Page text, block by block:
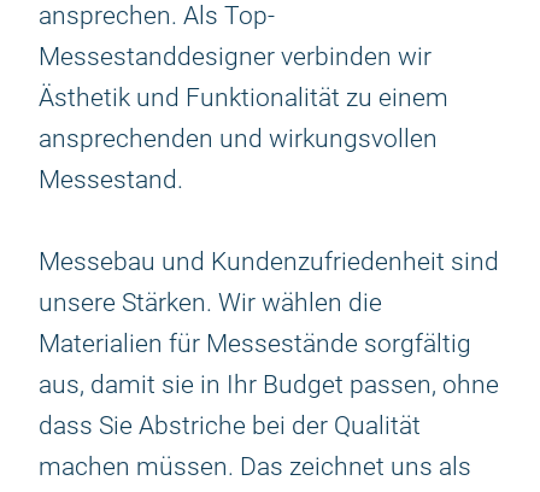
ansprechen. Als Top-
Messestanddesigner verbinden wir
Ästhetik und Funktionalität zu einem
ansprechenden und wirkungsvollen
Messestand.
Messebau und Kundenzufriedenheit sind
unsere Stärken. Wir wählen die
Materialien für Messestände sorgfältig
aus, damit sie in Ihr Budget passen, ohne
dass Sie Abstriche bei der Qualität
machen müssen. Das zeichnet uns als